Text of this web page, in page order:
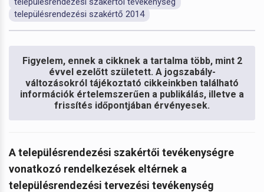
településrendezési szakértő 2014
Figyelem, ennek a cikknek a tartalma több, mint 2
évvel ezelőtt született. A jogszabály-
változásokról tájékoztató cikkeinkben található
információk értelemszerűen a publikálás, illetve a
frissítés időpontjában érvényesek.
Atelepülésrendezési szakértői tevékenységre
vonatkozó rendelkezések eltérnek a
településrendezési tervezési tevékenység